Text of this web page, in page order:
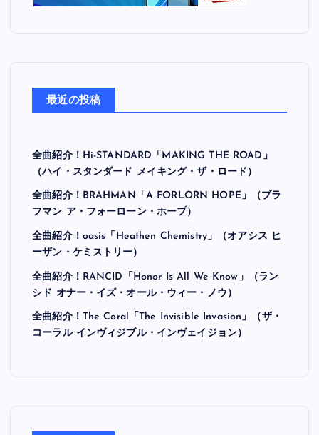
最近の投稿
全曲紹介！Hi-STANDARD「MAKING THE ROAD」
（ハイ・スタンダード メイキング・ザ・ロード）
全曲紹介！BRAHMAN「A FORLORN HOPE」（ブラ
フマン ア・フォーローン・ホープ）
全曲紹介！oasis「Heathen Chemistry」（オアシス ヒ
ーザン・ケミストリー）
全曲紹介！RANCID「Honor Is All We Know」（ラン
シド オナー・イズ・オール・ウィー・ノウ）
全曲紹介！The Coral「The Invisible Invasion」（ザ・
コーラル インヴィジブル・インヴェイジョン）